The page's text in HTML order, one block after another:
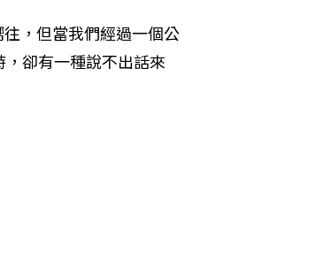
，但當我們經過一個公
卻有一種說不出話來